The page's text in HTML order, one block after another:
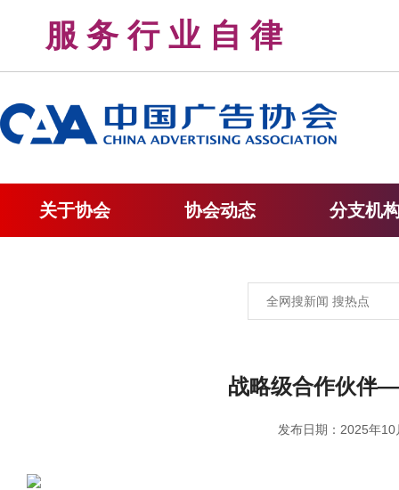
服 务 行 业 自 律
关于协会 协会动态 分支机
战略级合作伙伴
发布日期：2025年10